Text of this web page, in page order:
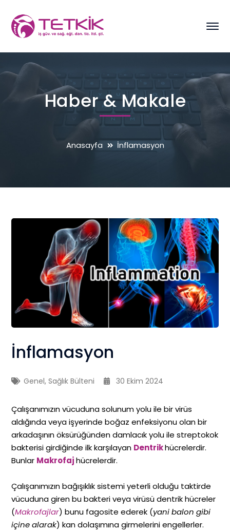
Haber & Makale
Anasayfa İnflamasyon
İnflamasyon
Genel,Sağlık Bülteni 30 Ekim 2024
Çalışanımızın vücuduna solunum yolu ile bir virüs
aldığında veya işyerinde boğaz enfeksiyonu olan bir
arkadaşının öksürüğünden damlacık yolu ile streptokok
bakterisi girdiğinde ilk karşılayan Dentrikhücrelerdir.
Bunlar Makrofajhücrelerdir.
Çalışanımızın bağışıklık sistemi yeterli olduğu taktirde
vücuduna giren bu bakteri veya virüsü dentrik hücreler
(Makrofajlar) bunu fagosite ederek (yani balon gibi
içine alarak) kan dolaşımına girmelerini engellerler.